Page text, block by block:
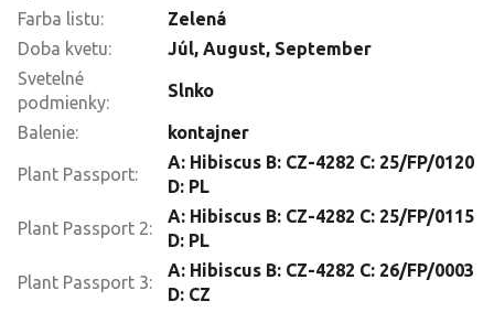
Farba listu:
Zelená
Doba kvetu: Júl, August, September
Svetelné
podmienky:
Slnko
Balenie: kontajner
Plant Passport:
A: Hibiscus B: CZ-4282 C: 25/FP/0120
D: PL
Plant Passport 2:
A: Hibiscus B: CZ-4282 C: 25/FP/0115
D: PL
Plant Passport 3:
A: Hibiscus B: CZ-4282 C: 26/FP/0003
D: CZ